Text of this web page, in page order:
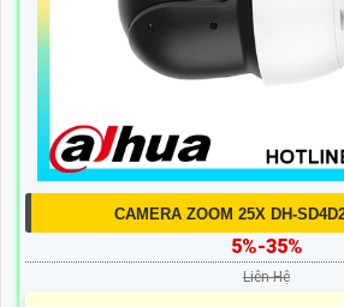
CAMERA ZOOM 25X DH-
5%-35%
Liên Hệ